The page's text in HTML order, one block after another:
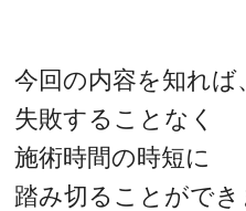
今回の内容を知れば
失敗することなく
施術時間の時短に
踏み切ることができ